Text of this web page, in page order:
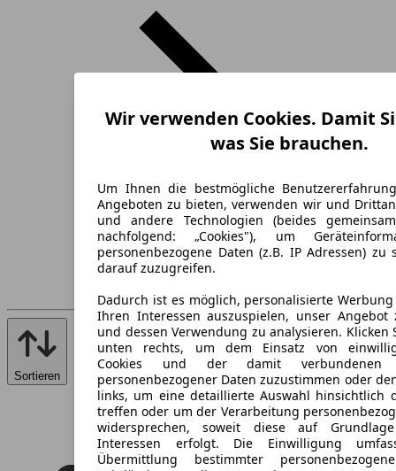
Sortieren
Wir verwenden Cookies. Damit
was Sie brauchen.
Um Ihnen die bestmögliche
Angeboten zu bieten, verwenden wir und
und andere Technologien (beides
nachfolgend: „Cookies"), um
personenbezogene Daten (z.B. IP Adressen) zu
darauf zuzugreifen.
Dadurch ist es möglich, personalisierte
Ihren Interessen auszuspielen, unser Angebot
und dessen Verwendung zu analysieren. Klicken
unten rechts, um dem Einsatz von
Cookies und der damit verbundenen
personenbezogener Daten zuzustimmen oder
links, um eine detaillierte Auswahl hinsichtlich
treffen oder um der Verarbeitung
widersprechen, soweit diese auf
Interessen erfolgt. Die Einwilligung
Übermittlung bestimmter